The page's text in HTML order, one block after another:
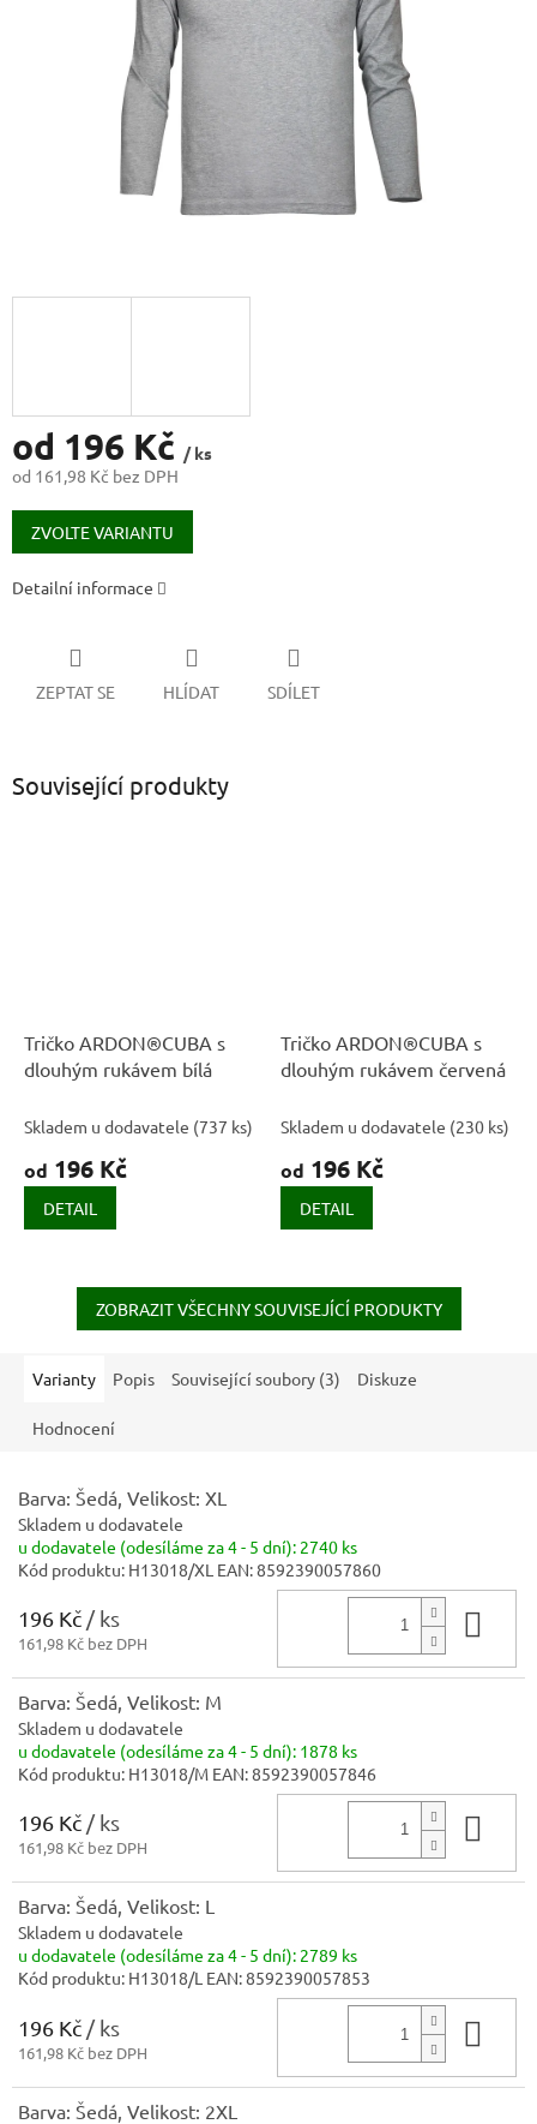
od 196 Kč / ks
od 161,98 Kč bez DPH
Měrná
cena:
ZVOLTE VARIANTU
Detailní informace
ZEPTAT SE HLÍDAT SDÍLET
Související produkty
Tričko ARDON®CUBA s
dlouhým rukávem bílá
Skladem u dodavatele (737 ks)
od 196 Kč
DETAIL
Tričko ARDON®CUBA s
dlouhým rukávem červená
Skladem u dodavatele (230 ks)
od 196 Kč
DETAIL
ZOBRAZIT VŠECHNY SOUVISEJÍCÍ PRODUKTY
Varianty Popis Související soubory (3) Diskuze
Hodnocení
Barva: Šedá, Velikost: XL
Skladem u dodavatele
u dodavatele (odesíláme za 4 - 5 dní): 2740 ks
Kód produktu: H13018/XL EAN:8592390057860
196 Kč / ks
161,98 Kč bez DPH
Barva: Šedá, Velikost: M
Skladem u dodavatele
u dodavatele (odesíláme za 4 - 5 dní): 1878 ks
Kód produktu: H13018/M EAN:8592390057846
196 Kč / ks
161,98 Kč bez DPH
Barva: Šedá, Velikost: L
Skladem u dodavatele
u dodavatele (odesíláme za 4 - 5 dní): 2789 ks
Kód produktu: H13018/L EAN:8592390057853
196 Kč / ks
161,98 Kč bez DPH
Barva: Šedá, Velikost: 2XL